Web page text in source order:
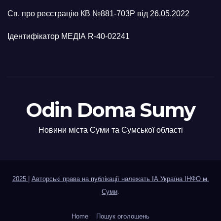
Св. про реєстрацію КВ №881-703Р від 26.05.2022
Ідентифікатор МЕДІА R-40-02241
Odin Doma Sumy
Новини міста Суми та Сумської області
2025
Авторські права на публікації належать ІА Україна ІНФО м.
Суми.
Home Пошук оголошень